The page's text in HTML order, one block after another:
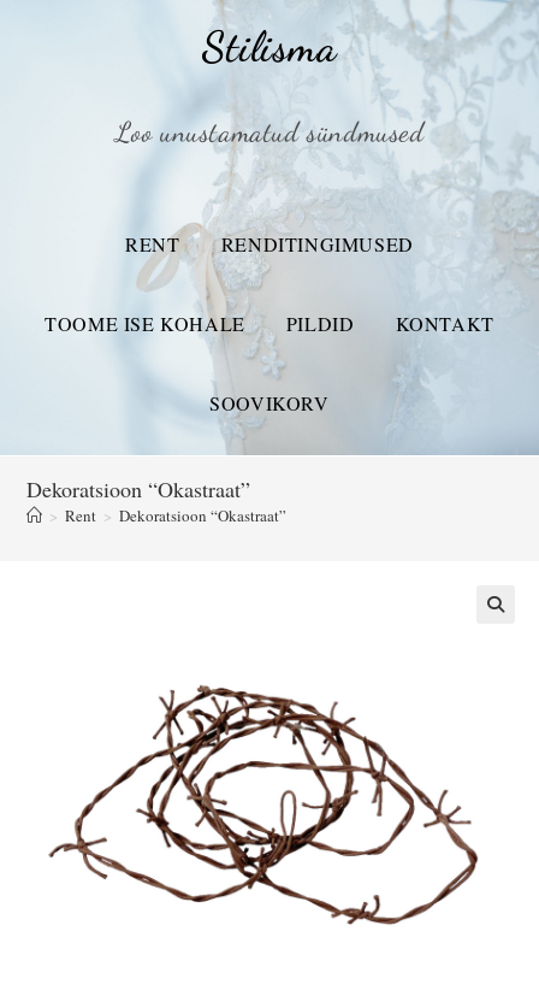
Stilisma
Loo unustamatud sündmused
RENT RENDITINGIMUSED
TOOME ISE KOHALE PILDID KONTAKT
SOOVIKORV
Dekoratsioon “Okastraat”
> Rent > Dekoratsioon “Okastraat”